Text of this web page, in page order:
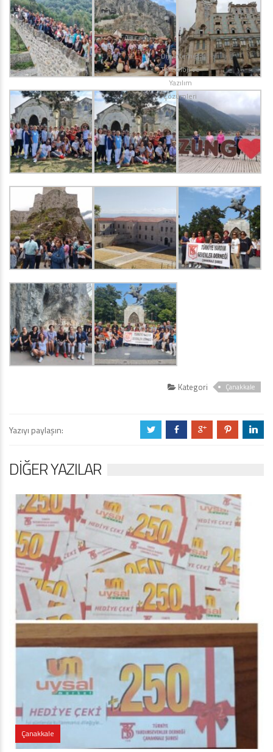
Kategori Çanakkale
Yazıyı paylaşın: a b c d j
DIĞER YAZILAR
Çanakkale
Diji İnternet
Teknoloji ve
Yazılım
Çözümleri